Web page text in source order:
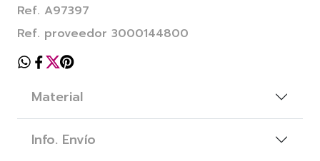
Ref. A97397
Ref. proveedor 3000144800
Material
Info. Envío